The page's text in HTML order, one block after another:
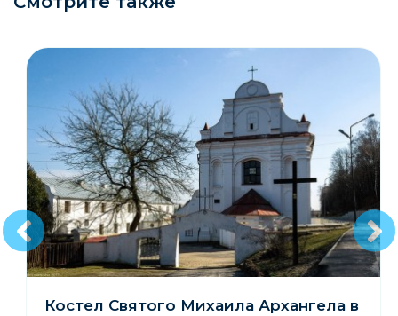
Костел Святого Михаила Архангела в